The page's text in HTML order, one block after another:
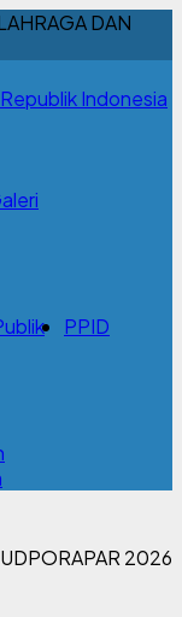
DAN
PPID
2026